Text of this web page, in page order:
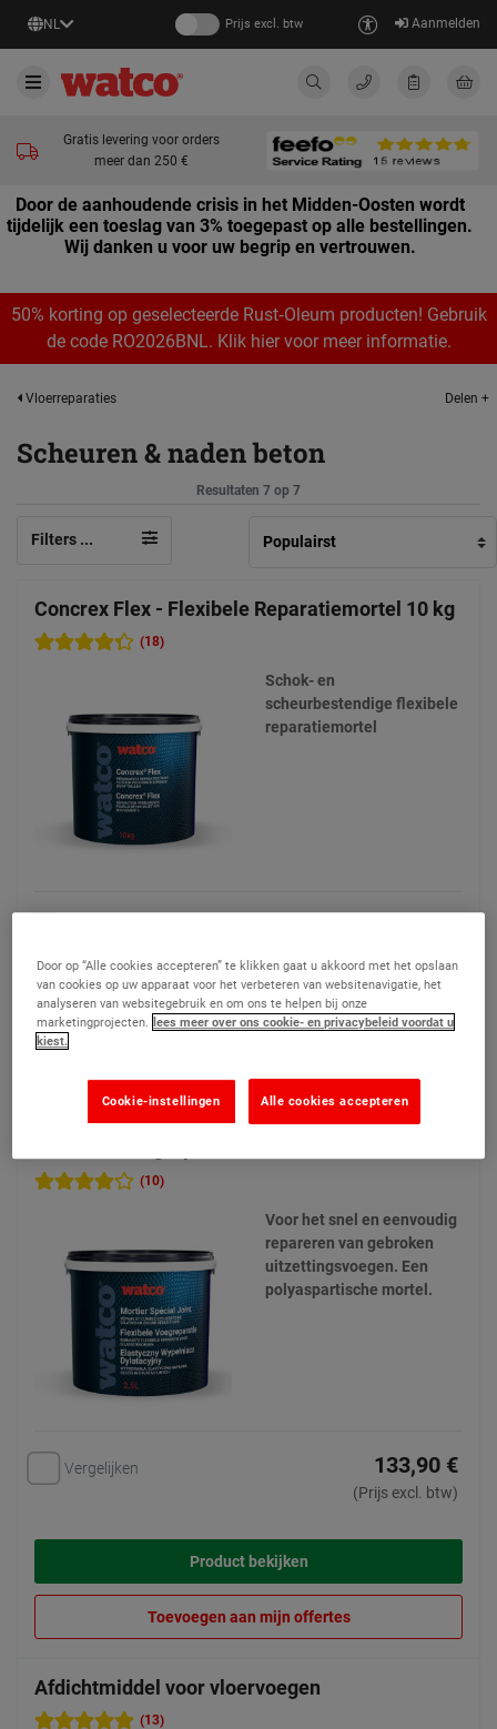
NL Prijs excl. btw Aanmelden
Gratis levering voor orders
meer dan 250 €
Door de aanhoudende crisis in het Midden-Oosten wordt
tijdelijk een toeslag van 3% toegepast op alle bestellingen.
Wij danken u voor uw begrip en vertrouwen.
50% korting op geselecteerde Rust‑Oleum producten! Gebruik
de code RO2026BNL. Klik hier voor meer informatie.
Vloerreparaties Delen +
Scheuren & naden beton
Resultaten 7 op 7
Filters ...
Concrex Flex - Flexibele Reparatiemortel 10 kg
(18)
Schok- en
scheurbestendige flexibele
reparatiemortel
Product bekijken
Toevoegen aan mijn offertes
(10)
Voor het snel en eenvoudig
repareren van gebroken
uitzettingsvoegen. Een
polyaspartische mortel.
Vergelijken 133,90 €
(Prijs excl. btw)
Product bekijken
Toevoegen aan mijn offertes
Afdichtmiddel voor vloervoegen
(13)
Door op “Alle cookies accepteren” te klikken gaat u akkoord met het opslaan
van cookies op uw apparaat voor het verbeteren van websitenavigatie, het
analyseren van websitegebruik en om ons te helpen bij onze
marketingprojecten. lees meer over ons cookie- en privacybeleid voordat u
kiest.
Alle cookies accepteren
Cookie-instellingen